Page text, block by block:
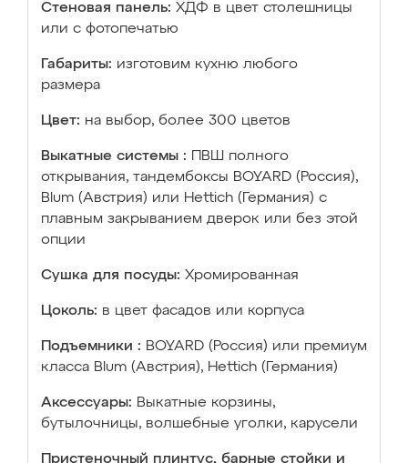
Стеновая панель: ХДФ в цвет столешницы
или с фотопечатью
Габариты: изготовим кухню любого
размера
Цвет: на выбор, более 300 цветов
Выкатные системы :
ПВШ полного
открывания, тандембоксы BOYARD (Россия),
Blum (Австрия) или Hettich (Германия) с
плавным закрыванием дверок или без этой
опции
Сушка для посуды: Хромированная
Цоколь: в цвет фасадов или корпуса
Подъемники : BOYARD (Россия) или премиум
класса Blum (Австрия), Hettich (Германия)
Аксессуары: Выкатные корзины,
бутылочницы, волшебные уголки, карусели
Пристеночный плинтус, барные стойки и